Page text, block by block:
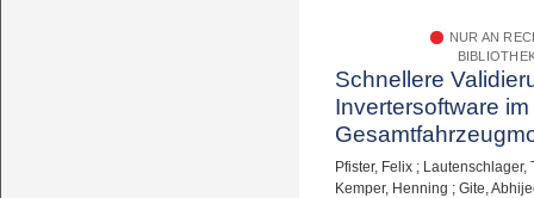
NUR AN
Schnellere
Invertersoftware im
Pfister, Felix ; Lautenschlager,
Kemper, Henning ; Gite,